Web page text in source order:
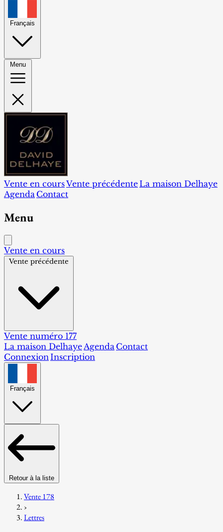
Français
Menu
Vente en coursVente précédente La maison Delhaye
Agenda Contact
Menu
Vente en cours
Vente précédente
Vente numéro 177
La maison DelhayeAgenda Contact
ConnexionInscription
Français
Retour à la liste
Vente 178
›
Lettres